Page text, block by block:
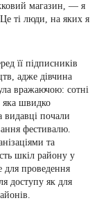
магазин, — я
ті люди, на яких я
її підписників
адже дівчина
вражаючою: сотні
яка швидко
видавці почали
фестивалю.
та
шкіл району у
для проведення
доступу як для